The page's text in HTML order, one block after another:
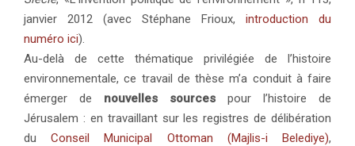
janvier 2012 (avec Stéphane Frioux, introduction du
numéro ici).
Au-delà de cette thématique privilégiée de l’histoire
environnementale, ce travail de thèse m’a conduit à faire
émerger de nouvelles sources pour l’histoire de
Jérusalem : en travaillant sur les registres de délibération
duConseil Municipal Ottoman (Majlis-i Belediye),